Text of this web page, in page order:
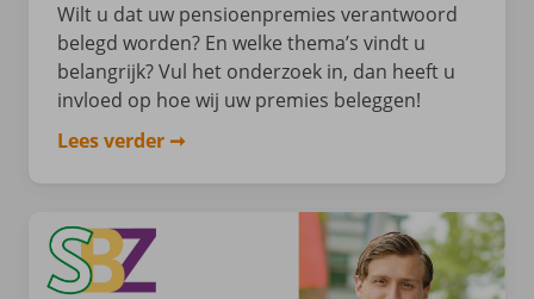
Wilt u dat uw pensioenpremies verantwoord
belegd worden? En welke thema’s vindt u
belangrijk? Vul het onderzoek in, dan heeft u
invloed op hoe wij uw premies beleggen!
Lees verder